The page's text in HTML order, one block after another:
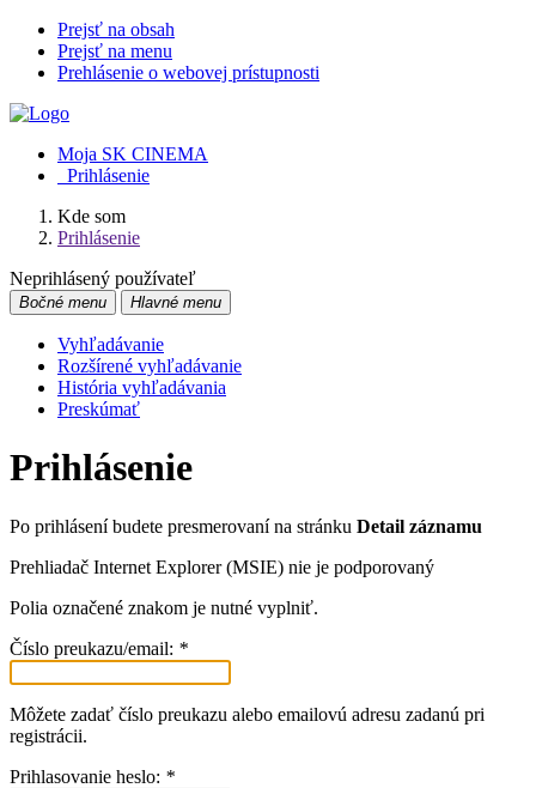
Prejsť na obsah
Prejsť na menu
Prehlásenie o webovej prístupnosti
Moja SK CINEMA
Prihlásenie
Kde som
Prihlásenie
Neprihlásený používateľ
Bočné menu Hlavné menu
Vyhľadávanie
Rozšírené vyhľadávanie
História vyhľadávania
Preskúmať
Prihlásenie
Po prihlásení budete presmerovaní na stránku Detail záznamu
Prehliadač Internet Explorer (MSIE) nie je podporovaný
Polia označené znakom je nutné vyplniť.
Číslo preukazu/email: *
Môžete zadať číslo preukazu alebo emailovú adresu zadanú pri
registrácii.
Prihlasovanie heslo: *